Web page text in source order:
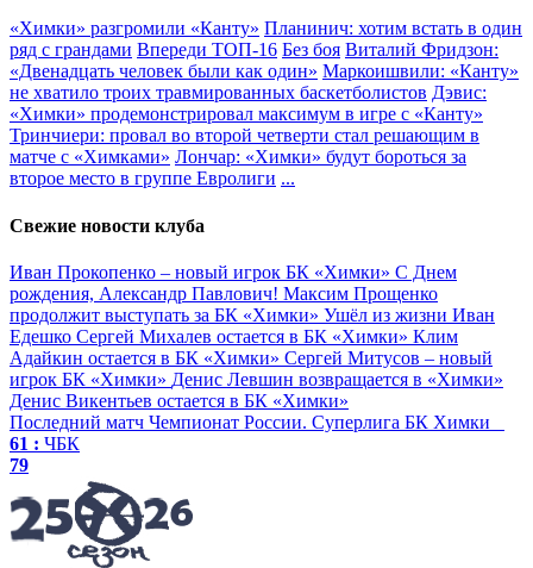
«Химки» разгромили «Канту» Планинич: хотим встать в один
ряд с грандами Впереди ТОП-16 Без боя Виталий Фридзон:
«Двенадцать человек были как один» Маркоишвили: «Канту»
не хватило троих травмированных баскетболистов Дэвис:
«Химки» продемонстрировал максимум в игре с «Канту»
Тринчиери: провал во второй четверти стал решающим в
матче с «Химками» Лончар: «Химки» будут бороться за
второе место в группе Евролиги ...
Свежие новости клуба
Иван Прокопенко – новый игрок БК «Химки» С Днем
рождения, Александр Павлович! Максим Прощенко
продолжит выступать за БК «Химки» Ушёл из жизни Иван
Едешко Сергей Михалев остается в БК «Химки» Клим
Адайкин остается в БК «Химки» Сергей Митусов – новый
игрок БК «Химки» Денис Левшин возвращается в «Химки»
Денис Викентьев остается в БК «Химки»
Последний матч Чемпионат России. Суперлига БК Химки
61 : ЧБК
79